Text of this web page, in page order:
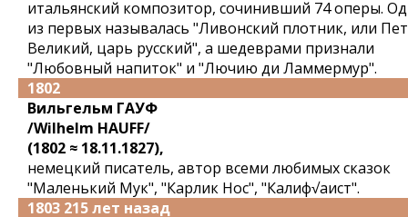
итальянский композитор, сочинивший 74 оперы.
из первых называлась "Ливонский плотник, или
Великий, царь русский", а шедеврами признали
"Любовный напиток" и "Лючию ди Ламмермур".
1802
Вильгельм ГАУФ
/Wilhelm HAUFF/
(1802 ≈ 18.11.1827),
немецкий писатель, автор всеми любимых сказок
"Маленький Мук", "Карлик Нос", "Калиф√аист".
1803 215 лет назад